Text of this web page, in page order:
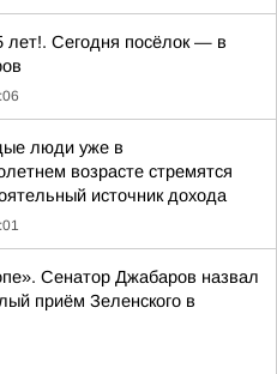
Сегодня посёлок — в
люди уже в
возрасте стремятся
источник дохода
Сенатор Джабаров назвал
приём Зеленского в